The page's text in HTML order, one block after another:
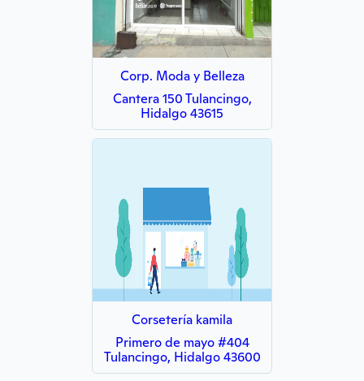
Corp. Moda y Belleza
Cantera 150 Tulancingo,
Hidalgo 43615
Corsetería kamila
Primero de mayo #404
Tulancingo, Hidalgo 43600